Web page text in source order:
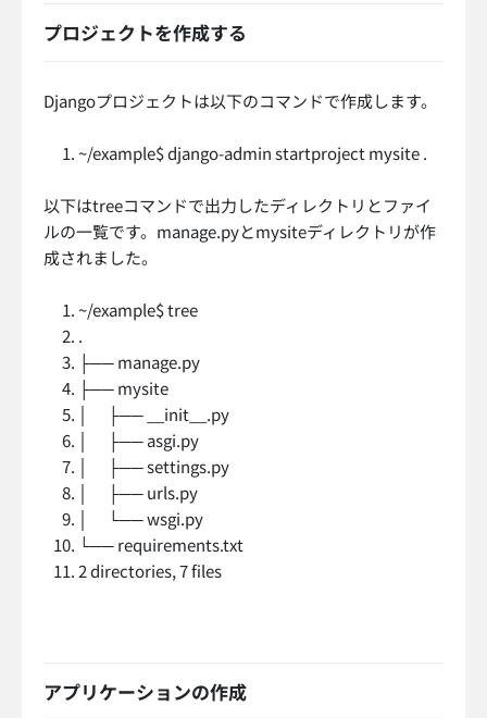
プロジェクトを作成する
Djangoプロジェクトは以下のコマンドで作成します。
~/example$ django-admin startproject mysite .
以下はtreeコマンドで出力したディレクトリとファイ
ルの一覧です。manage.pyとmysiteディレクトリが作
成されました。
~/example$ tree
.
├── manage.py
├── mysite
│ ├── __init__.py
│ ├── asgi.py
│ ├── settings.py
│ ├── urls.py
│ └── wsgi.py
└── requirements.txt
2 directories, 7 files
アプリケーションの作成